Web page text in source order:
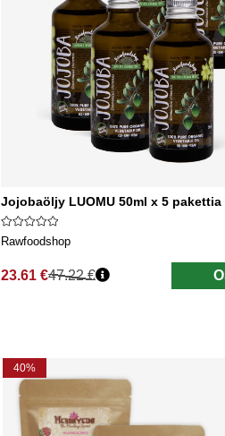
Jojobaöljy LUOMU 50ml x 5 pakettia
Rawfoodshop
23.61 €
Normaali hinta
47.22 €
40%